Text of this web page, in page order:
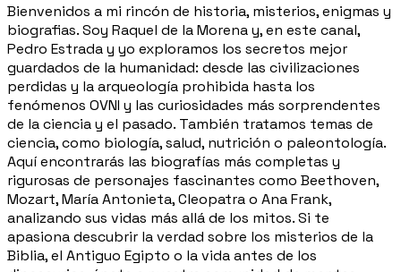
Bienvenidos a mi rincón de historia, misterios, enigmas y
biografias. Soy Raquel de la Morena y, en este canal,
Pedro Estrada y yo exploramos los secretos mejor
guardados de la humanidad: desde las civilizaciones
perdidas y la arqueología prohibida hasta los
fenómenos OVNI y las curiosidades más sorprendentes
de la ciencia y el pasado. También tratamos temas de
ciencia, como biología, salud, nutrición o paleontología.
Aquí encontrarás las biografías más completas y
rigurosas de personajes fascinantes como Beethoven,
Mozart, María Antonieta, Cleopatra o Ana Frank,
analizando sus vidas más allá de los mitos. Si te
apasiona descubrir la verdad sobre los misterios de la
Biblia, el Antiguo Egipto o la vida antes de los